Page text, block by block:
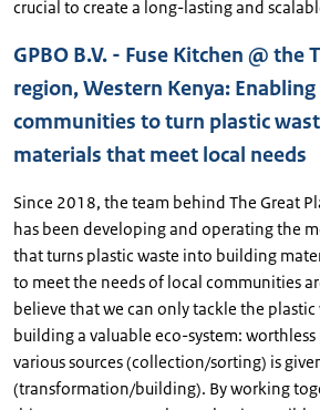
crucial to create a long-lasting and
GPBO B.V. - Fuse Kitchen @ the
region, Western Kenya: Enabling
communities to turn plastic
materials that meet local needs
Since 2018, the team behind The Great
has been developing and operating the
that turns plastic waste into building
to meet the needs of local communities
believe that we can only tackle the
building a valuable eco-system:
various sources (collection/sorting) is
(transformation/building). By working